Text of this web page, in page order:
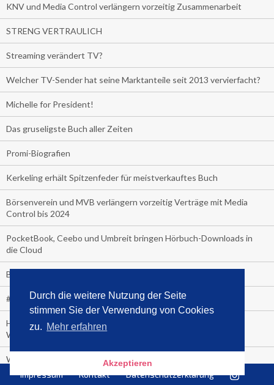
Durch die weitere Nutzung der Seite
stimmen Sie der Verwendung von Cookies
zu. Mehr erfahren
Akzeptieren
KNV und Media Control verlängern vorzeitig Zusammenarbeit
STRENG VERTRAULICH
Streaming verändert TV?
Welcher TV-Sender hat seine Marktanteile seit 2013 vervierfacht?
Michelle for President!
Das gruseligste Buch aller Zeiten
Promi-Biografien
Kerkeling erhält Spitzenfeder für meistverkauftes Buch
Börsenverein und MVB verlängern vorzeitig Verträge mit Media
Control bis 2024
PocketBook, Ceebo und Umbreit bringen Hörbuch-Downloads in
die Cloud
Bella Bella
#1-Bestseller: "Das ist Alpha!" von Kollegah
Hammer! "Fear: Trump in the White House" (auf Englisch) von
Watergate-Urgestein
Wie alt sind die TV-Zuschauer
Impressum Kontakt Datenschutzerklärung